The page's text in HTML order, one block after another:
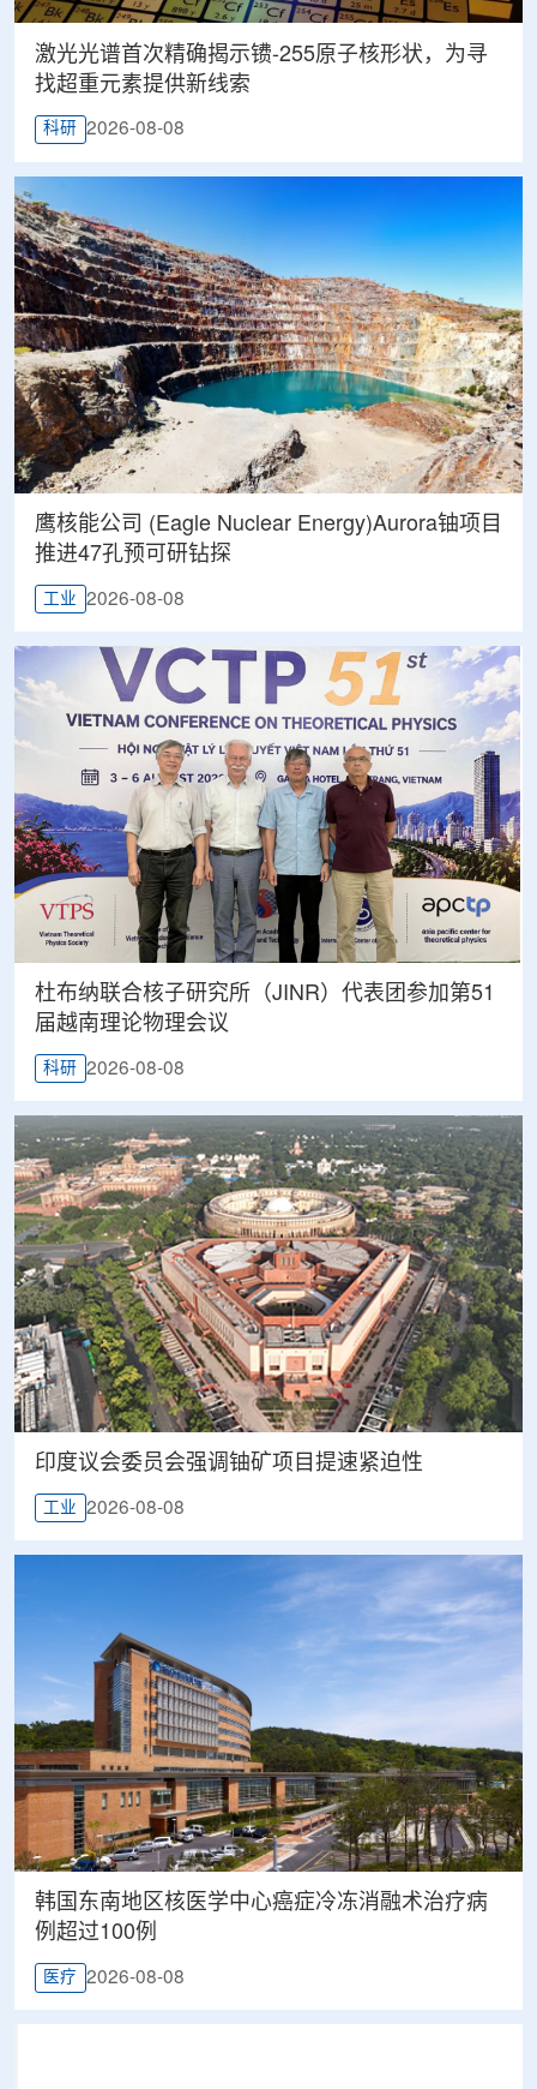
激光光谱首次精确揭示镄-255原子核形状，为寻
找超重元素提供新线索
科研 2026-08-08
鹰核能公司 (Eagle Nuclear Energy)Aurora铀项目
推进47孔预可研钻探
工业 2026-08-08
杜布纳联合核子研究所（JINR）代表团参加第51
届越南理论物理会议
科研 2026-08-08
印度议会委员会强调铀矿项目提速紧迫性
工业 2026-08-08
韩国东南地区核医学中心癌症冷冻消融术治疗病
例超过100例
医疗 2026-08-08